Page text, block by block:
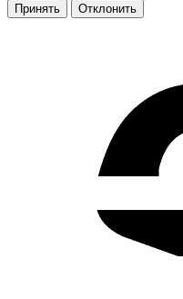
Принять Отклонить